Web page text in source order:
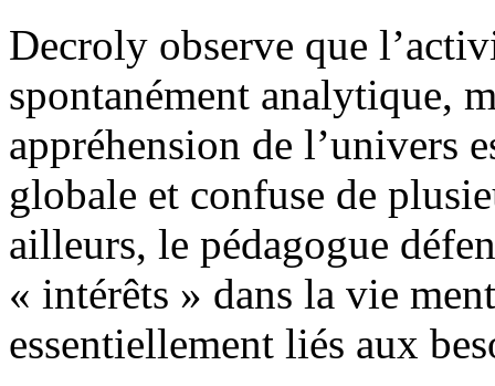
Decroly observe que
spontanément analytique,
appréhension de l’univers
globale et confuse de
ailleurs, le pédagogue
« intérêts » dans la vie
essentiellement liés aux